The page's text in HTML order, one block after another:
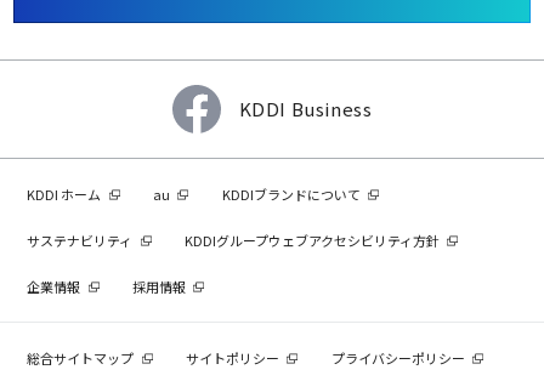
KDDI Business
KDDI ホーム au KDDIブランドについて
サステナビリティ KDDIグループウェブアクセシビリティ方針
企業情報 採用情報
総合サイトマップ サイトポリシー プライバシーポリシー